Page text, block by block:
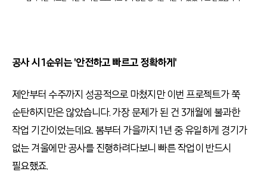
공사 시 1순위는 '안전하고 빠르고 정확하게'
제안부터 수주까지 성공적으로 마쳤지만 이번 프로젝트가 쭉
순탄하지만은 않았습니다. 가장 문제가 된 건 3개월에 불과한
작업 기간이었는데요. 봄부터 가을까지 1년 중 유일하게 경기가
없는 겨울에만 공사를 진행하려다보니 빠른 작업이 반드시
필요했죠.